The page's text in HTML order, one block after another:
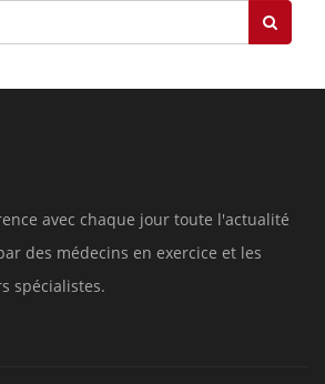
avec chaque jour toute l'actualité
des médecins en exercice et les
spécialistes.